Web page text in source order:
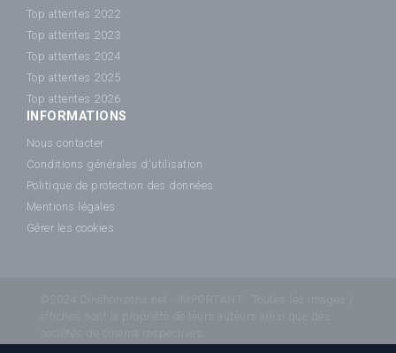
Top attentes 2022
Top attentes 2023
Top attentes 2024
Top attentes 2025
Top attentes 2026
INFORMATIONS
Nous contacter
Conditions générales d'utilisation
Politique de protection des données
Mentions légales
Gérer les cookies